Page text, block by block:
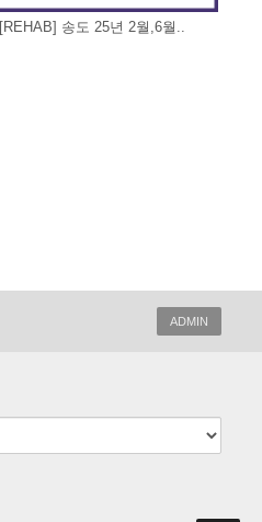
[REHAB] 송도 25년 2월,6월..
ADMIN